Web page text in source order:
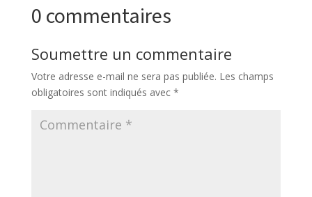
0 commentaires
Soumettre un commentaire
Votre adresse e-mail ne sera pas publiée. Les champs
obligatoires sont indiqués avec *